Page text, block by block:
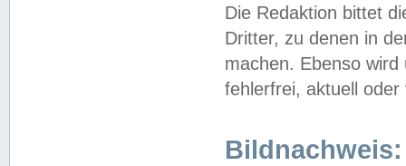
Die Redaktion bittet
Dritter, zu denen in
machen. Ebenso
fehlerfrei, aktuell oder
Bildnachweis: